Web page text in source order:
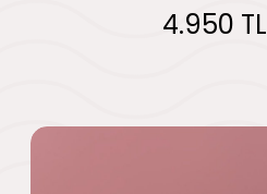
4.950 TL